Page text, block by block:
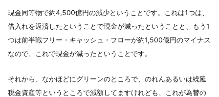
現金同等物で約4,500億円の減少ということです。これは1つは、
借入れを返済したということで現金が減ったということと、もう1
つは前半戦フリー・キャッシュ・フローが約1,500億円のマイナス
なので、これで現金が減ったということです。
それから、なかほどにグリーンのところで、のれんあるいは繰延
税金資産等というところで減額してますけれども、これが為替の